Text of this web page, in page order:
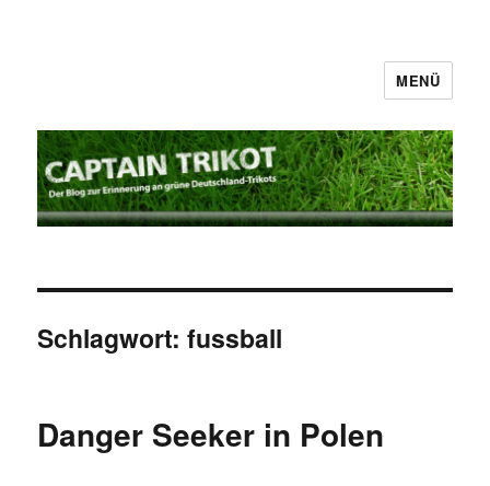
MENÜ
Schlagwort:fussball
Danger Seeker in Polen